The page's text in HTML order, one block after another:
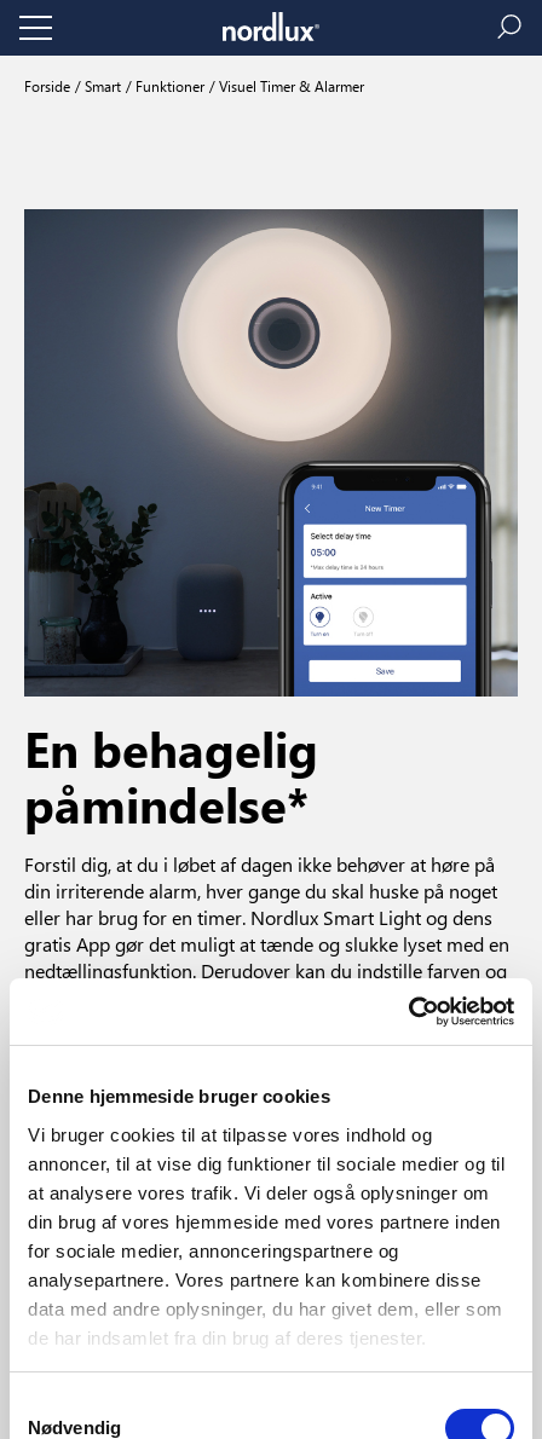
Denne hjemmeside bruger cookies
Vi bruger cookies til at tilpasse vores indhold og
annoncer, til at vise dig funktioner til sociale medier og til
at analysere vores trafik. Vi deler også oplysninger om
din brug af vores hjemmeside med vores partnere inden
for sociale medier, annonceringspartnere og
analysepartnere. Vores partnere kan kombinere disse
data med andre oplysninger, du har givet dem, eller som
de har indsamlet fra din brug af deres tjenester.
Nødvendig
Forside Smart Funktioner Visuel Timer & Alarmer
En behagelig
påmindelse*
Forstil dig, at du i løbet af dagen ikke behøver at høre på
din irriterende alarm, hver gange du skal huske på noget
eller har brug for en timer. Nordlux Smart Light og dens
gratis App gør det muligt at tænde og slukke lyset med en
nedtællingsfunktion. Derudover kan du indstille farven og
lysstyrken efter dine ønsker, og hvilke vil blive aktiveret
efter nedtællingen. Denne funktion kan for eksempel være
med til at supplere din normale alarm.
Lad lyset tænde eller skifte farve for at minde dig om
Brug timeren til skabe en mere effektiv og afslappende
sengetidsrutine for dig og dine børn
Giv dig selv en pause fra arbejdet, og lad lyset minde
dig om, at det er tid til at vende tilbage
*Bridge er nødvendig
Udforsk mere